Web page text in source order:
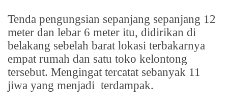
Tenda pengungsian sepanjang sepanjang 12
meter dan lebar 6 meter itu, didirikan di
belakang sebelah barat lokasi terbakarnya
empat rumah dan satu toko kelontong
tersebut. Mengingat tercatat sebanyak 11
jiwa yang menjadi terdampak.